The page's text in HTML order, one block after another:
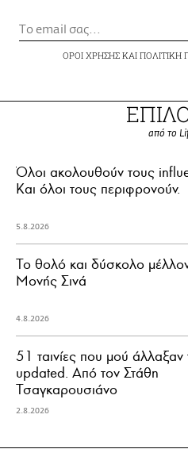
ΟΡΟΙ ΧΡΗΣΗΣΚΑΙ ΠΟΛΙΤΙΚΗ
από το
Όλοι ακολουθούν τους
Και όλοι τους περιφρονούν.
5.8.2026
Το θολό και δύσκολο
Μονής Σινά
4.8.2026
51 ταινίες που μού άλλαξαν
updated. Aπό τον Στάθη
Τσαγκαρουσιάνο
2.8.2026